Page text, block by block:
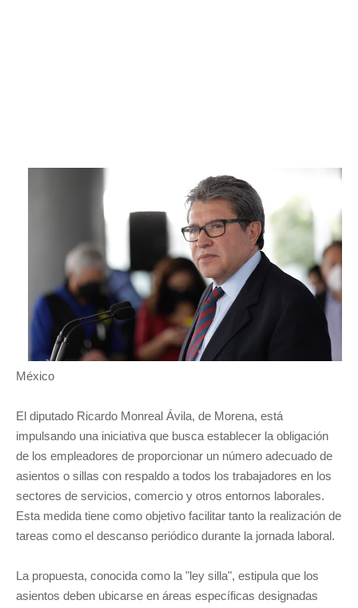
México
El diputado Ricardo Monreal Ávila, de Morena, está
impulsando una iniciativa que busca establecer la obligación
de los empleadores de proporcionar un número adecuado de
asientos o sillas con respaldo a todos los trabajadores en los
sectores de servicios, comercio y otros entornos laborales.
Esta medida tiene como objetivo facilitar tanto la realización de
tareas como el descanso periódico durante la jornada laboral.
La propuesta, conocida como la "ley silla", estipula que los
asientos deben ubicarse en áreas específicas designadas